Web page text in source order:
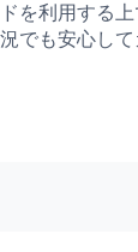
を利用する上
でも安心し